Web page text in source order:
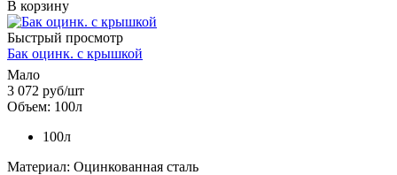
В корзину
Быстрый просмотр
Бак оцинк. с крышкой
Мало
3 072 руб/шт
Объем: 100л
100л
Материал: Оцинкованная сталь